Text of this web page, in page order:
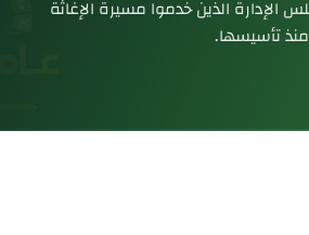
الذين خدموا مسيرة الإغاثة
منذ تأسيسها.